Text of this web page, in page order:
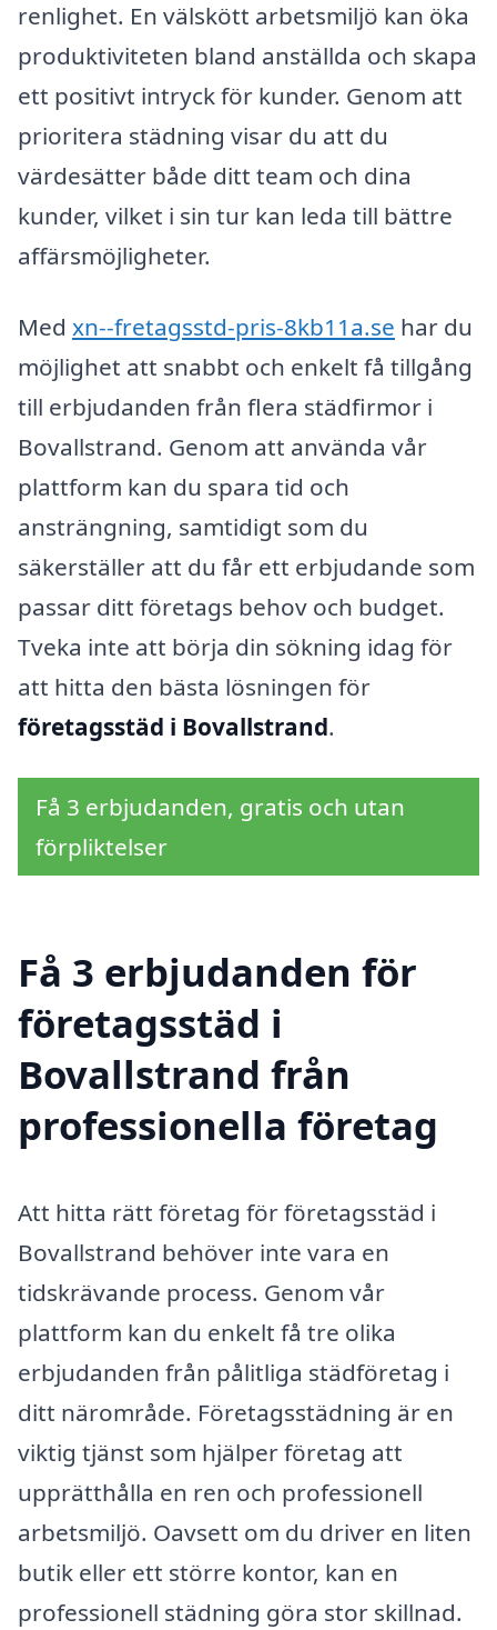
renlighet. En välskött arbetsmiljö kan öka
produktiviteten bland anställda och skapa
ett positivt intryck för kunder. Genom att
prioritera städning visar du att du
värdesätter både ditt team och dina
kunder, vilket i sin tur kan leda till bättre
affärsmöjligheter.
Med xn--fretagsstd-pris-8kb11a.se har du
möjlighet att snabbt och enkelt få tillgång
till erbjudanden från flera städfirmor i
Bovallstrand. Genom att använda vår
plattform kan du spara tid och
ansträngning, samtidigt som du
säkerställer att du får ett erbjudande som
passar ditt företags behov och budget.
Tveka inte att börja din sökning idag för
att hitta den bästa lösningen för
företagsstäd i Bovallstrand.
Få 3 erbjudanden, gratis och utan
förpliktelser
Få 3 erbjudanden för
företagsstäd i
Bovallstrand från
professionella företag
Att hitta rätt företag för företagsstäd i
Bovallstrand behöver inte vara en
tidskrävande process. Genom vår
plattform kan du enkelt få tre olika
erbjudanden från pålitliga städföretag i
ditt närområde. Företagsstädning är en
viktig tjänst som hjälper företag att
upprätthålla en ren och professionell
arbetsmiljö. Oavsett om du driver en liten
butik eller ett större kontor, kan en
professionell städning göra stor skillnad.